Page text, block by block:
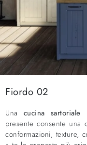
Fiordo 02
Una cucina
presente consente una
conformazioni, texture,